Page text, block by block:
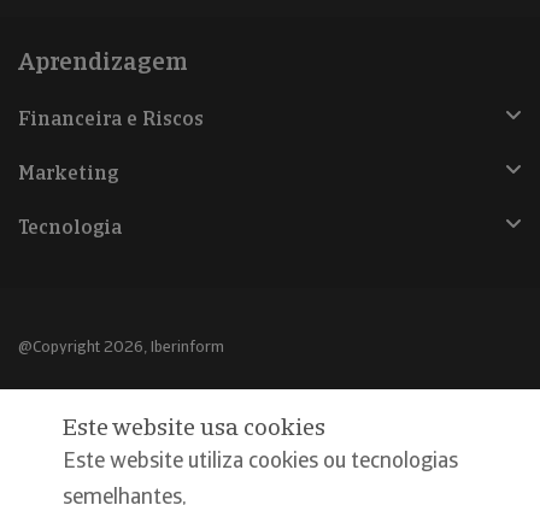
Aprendizagem
Financeira e Riscos
Marketing
Tecnologia
@Copyright 2026, Iberinform
Declaração de privacidade
Este website usa cookies
Este website utiliza cookies ou tecnologias
semelhantes,